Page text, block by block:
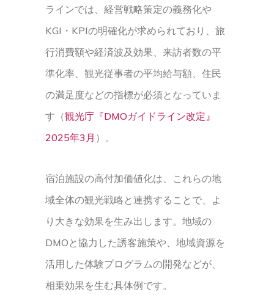
ラインでは、経営戦略策定の義務化や
KGI・KPIの明確化が求められており、旅
行消費額や経済波及効果、来訪者数の平
準化率、観光従事者の平均給与額、住民
の満足度などの指標が必須となっていま
す（観光庁『DMOガイドライン改定』
2025年3月 ）。
宿泊施設の高付加価値化は、これらの地
域全体の観光戦略と連携することで、よ
り大きな効果を生み出します。地域の
DMOと協力した誘客施策や、地域資源を
活用した体験プログラムの開発などが、
相乗効果を生む具体例です。